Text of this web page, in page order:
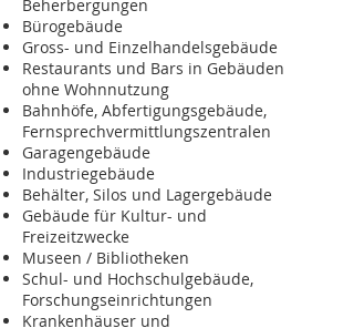
Beherbergungen
Bürogebäude
Gross- und Einzelhandelsgebäude
Restaurants und Bars in Gebäuden
ohne Wohnnutzung
Bahnhöfe, Abfertigungsgebäude,
Fernsprechvermittlungszentralen
Garagengebäude
Industriegebäude
Behälter, Silos und Lagergebäude
Gebäude für Kultur- und
Freizeitzwecke
Museen / Bibliotheken
Schul- und Hochschulgebäude,
Forschungseinrichtungen
Krankenhäuser und